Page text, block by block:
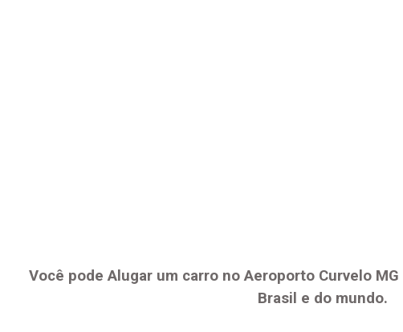
Você pode Alugar um carro no Aeroporto Curvelo MG
Brasil e do mundo.